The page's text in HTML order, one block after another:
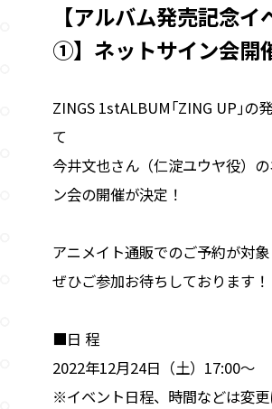
【アルバム発売記念イ
①】ネットサイン会開
ZINGS 1stALBUM｢ZING UP｣の
て
今井文也さん（仁淀ユウヤ役）
ン会の開催が決定！
アニメイト通販でのご予約が対
ぜひご参加お待ちしております！
■日 程
2022年12月24日（土）17:00～
※イベント日程、時間などは変